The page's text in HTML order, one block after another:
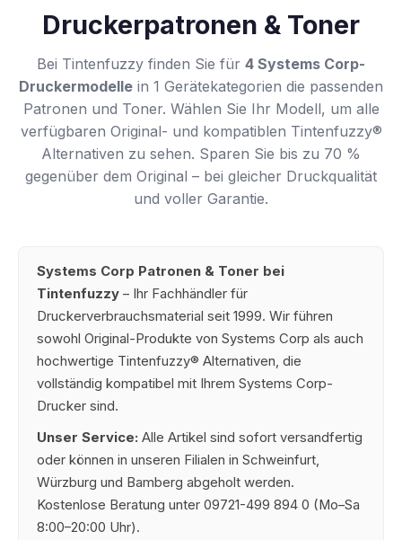
Druckerpatronen & Toner
Bei Tintenfuzzy finden Sie für 4 Systems Corp-
Druckermodelle in 1 Gerätekategorien die passenden
Patronen und Toner. Wählen Sie Ihr Modell, um alle
verfügbaren Original- und kompatiblen Tintenfuzzy®
Alternativen zu sehen. Sparen Sie bis zu 70 %
gegenüber dem Original – bei gleicher Druckqualität
und voller Garantie.
Systems Corp Patronen & Toner bei
Tintenfuzzy – Ihr Fachhändler für
Druckerverbrauchsmaterial seit 1999. Wir führen
sowohl Original-Produkte von Systems Corp als auch
hochwertige Tintenfuzzy® Alternativen, die
vollständig kompatibel mit Ihrem Systems Corp-
Drucker sind.
Unser Service: Alle Artikel sind sofort versandfertig
oder können in unseren Filialen in Schweinfurt,
Würzburg und Bamberg abgeholt werden.
Kostenlose Beratung unter 09721-499 894 0 (Mo–Sa
8:00–20:00 Uhr).